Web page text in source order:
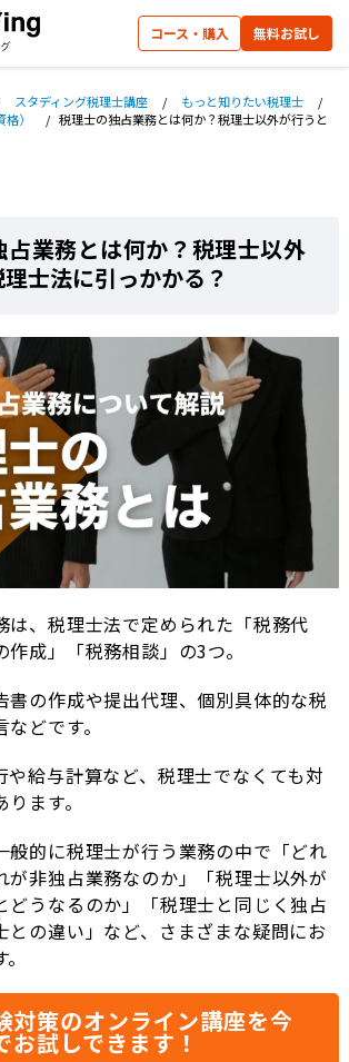
コース・購入 無料お試し
スタディング税理士講座 / もっと知りたい税理士
/
）
/ 税理士の独占業務とは何か？税理士以外が行うと
占業務とは何か？税理士以外
士法に引っかかる？
は、税理士法で定められた「税務代
成」「税務相談」の3つ。
書の作成や提出代理、個別具体的な税
どです。
や給与計算など、税理士でなくても対
ます。
般的に税理士が行う業務の中で「どれ
が非独占業務なのか」「税理士以外が
どうなるのか」「税理士と同じく独占
との違い」など、さまざまな疑問にお
対策のオンライン講座を今
お試しできます！